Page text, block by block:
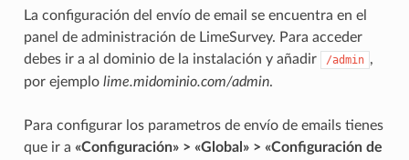
La configuración del envío de email se encuentra en el
panel de administración de LimeSurvey. Para acceder
debes ir a al dominio de la instalación y añadir
/admin ,
por ejemplo lime.midominio.com/admin.
Para configurar los parametros de envío de emails tienes
que ir a «Configuración» > «Global» > «Configuración de